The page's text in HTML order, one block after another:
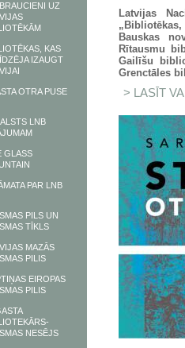
UZ
KAS
IZAUGT
OTRA PUSE
LNB
GLASS
PAR LNB
PILS UN
TĪKLS
MAZĀS
PILIS
EIROPAS
PILIS
NESĒJS
Latvijas
Bauskas
Rītausmu
Gailīšu
Grenctāles
LASĪT